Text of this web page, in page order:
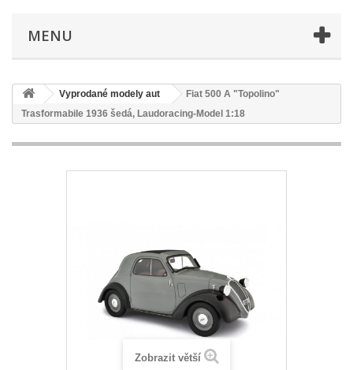
MENU
Vyprodané modely aut
Fiat 500 A "Topolino"
Trasformabile 1936 šedá, Laudoracing-Model 1:18
Zobrazit větší